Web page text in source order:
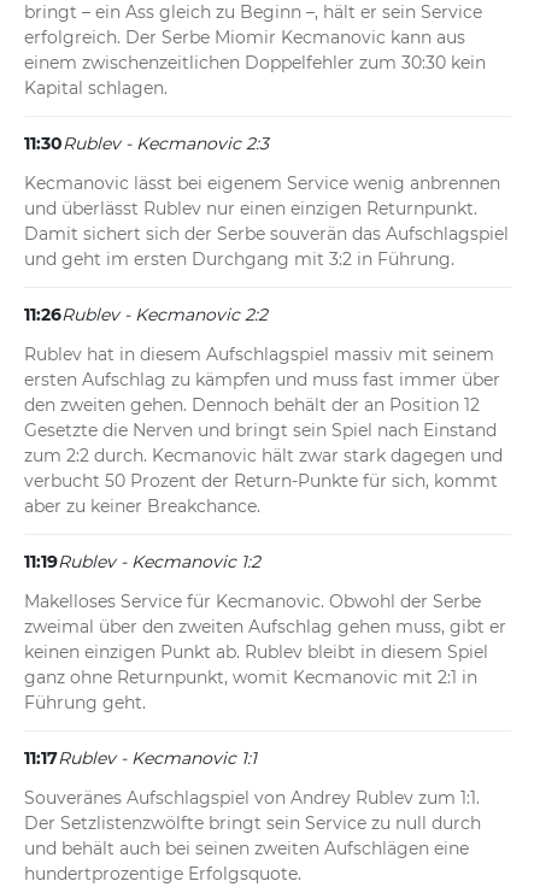
bringt – ein Ass gleich zu Beginn –, hält er sein Service
erfolgreich. Der Serbe Miomir Kecmanovic kann aus
einem zwischenzeitlichen Doppelfehler zum 30:30 kein
Kapital schlagen.
11:30Rublev - Kecmanovic 2:3
Kecmanovic lässt bei eigenem Service wenig anbrennen
und überlässt Rublev nur einen einzigen Returnpunkt.
Damit sichert sich der Serbe souverän das Aufschlagspiel
und geht im ersten Durchgang mit 3:2 in Führung.
11:26Rublev - Kecmanovic 2:2
Rublev hat in diesem Aufschlagspiel massiv mit seinem
ersten Aufschlag zu kämpfen und muss fast immer über
den zweiten gehen. Dennoch behält der an Position 12
Gesetzte die Nerven und bringt sein Spiel nach Einstand
zum 2:2 durch. Kecmanovic hält zwar stark dagegen und
verbucht 50 Prozent der Return-Punkte für sich, kommt
aber zu keiner Breakchance.
11:19Rublev - Kecmanovic 1:2
Makelloses Service für Kecmanovic. Obwohl der Serbe
zweimal über den zweiten Aufschlag gehen muss, gibt er
keinen einzigen Punkt ab. Rublev bleibt in diesem Spiel
ganz ohne Returnpunkt, womit Kecmanovic mit 2:1 in
Führung geht.
11:17Rublev - Kecmanovic 1:1
Souveränes Aufschlagspiel von Andrey Rublev zum 1:1.
Der Setzlistenzwölfte bringt sein Service zu null durch
und behält auch bei seinen zweiten Aufschlägen eine
hundertprozentige Erfolgsquote.